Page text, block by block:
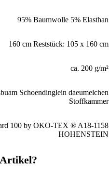
95% Baumwolle 5% Elasthan
160 cm Reststück: 105 x 160 cm
ca. 200 g/m²
Schoendinglein daeumelchen
Stoffkammer
100 by OKO-TEX ® A18-1158
HOHENSTEIN